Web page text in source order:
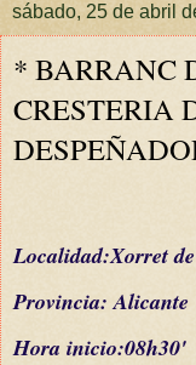
sábado, 25 de abril
* BARRANC
CRESTERIA
Localidad:Xorret
Provincia:Alicante
Hora inicio:08h30'